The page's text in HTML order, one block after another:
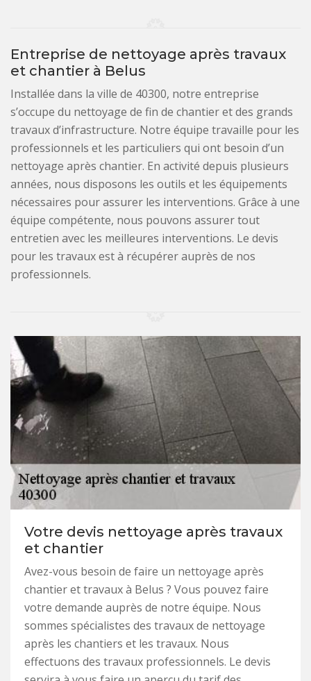
Entreprise de nettoyage après travaux
et chantier à Belus
Installée dans la ville de 40300, notre entreprise
s’occupe du nettoyage de fin de chantier et des grands
travaux d’infrastructure. Notre équipe travaille pour les
professionnels et les particuliers qui ont besoin d’un
nettoyage après chantier. En activité depuis plusieurs
années, nous disposons les outils et les équipements
nécessaires pour assurer les interventions. Grâce à une
équipe compétente, nous pouvons assurer tout
entretien avec les meilleures interventions. Le devis
pour les travaux est à récupérer auprès de nos
professionnels.
Votre devis nettoyage après travaux
et chantier
Avez-vous besoin de faire un nettoyage après
chantier et travaux à Belus ? Vous pouvez faire
votre demande auprès de notre équipe. Nous
sommes spécialistes des travaux de nettoyage
après les chantiers et les travaux. Nous
effectuons des travaux professionnels. Le devis